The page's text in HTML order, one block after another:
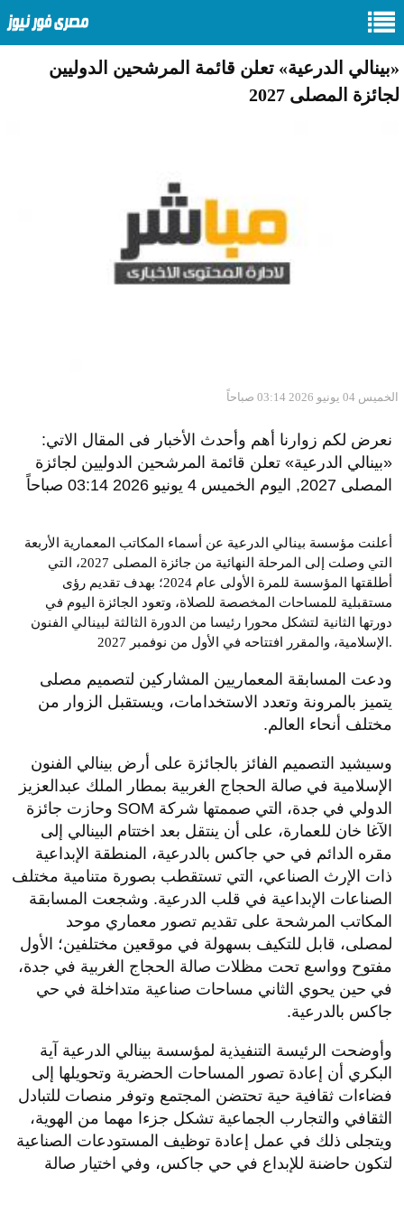
«بينالي الدرعية» تعلن قائمة المرشحين الدوليين
لجائزة المصلى 2027
الخميس 04 يونيو 2026 03:14 صباحاً
نعرض لكم زوارنا أهم وأحدث الأخبار فى المقال الاتي:
«بينالي الدرعية» تعلن قائمة المرشحين الدوليين لجائزة
المصلى 2027, اليوم الخميس 4 يونيو 2026 03:14 صباحاً
أعلنت مؤسسة بينالي الدرعية عن أسماء المكاتب المعمارية الأربعة
التي وصلت إلى المرحلة النهائية من جائزة المصلى 2027، التي
أطلقتها المؤسسة للمرة الأولى عام 2024؛ بهدف تقديم رؤى
مستقبلية للمساحات المخصصة للصلاة، وتعود الجائزة اليوم في
دورتها الثانية لتشكل محورا رئيسا من الدورة الثالثة لبينالي الفنون
الإسلامية، والمقرر افتتاحه في الأول من نوفمبر 2027.
ودعت المسابقة المعماريين المشاركين لتصميم مصلى
يتميز بالمرونة وتعدد الاستخدامات، ويستقبل الزوار من
مختلف أنحاء العالم.
وسيشيد التصميم الفائز بالجائزة على أرض بينالي الفنون
الإسلامية في صالة الحجاج الغربية بمطار الملك عبدالعزيز
الدولي في جدة، التي صممتها شركة SOM وحازت جائزة
الآغا خان للعمارة، على أن ينتقل بعد اختتام البينالي إلى
مقره الدائم في حي جاكس بالدرعية، المنطقة الإبداعية
ذات الإرث الصناعي، التي تستقطب بصورة متنامية مختلف
الصناعات الإبداعية في قلب الدرعية. وشجعت المسابقة
المكاتب المرشحة على تقديم تصور معماري موحد
لمصلى، قابل للتكيف بسهولة في موقعين مختلفين؛ الأول
مفتوح وواسع تحت مظلات صالة الحجاج الغربية في جدة،
في حين يحوي الثاني مساحات صناعية متداخلة في حي
جاكس بالدرعية.
وأوضحت الرئيسة التنفيذية لمؤسسة بينالي الدرعية آية
البكري أن إعادة تصور المساحات الحضرية وتحويلها إلى
فضاءات ثقافية حية تحتضن المجتمع وتوفر منصات للتبادل
الثقافي والتجارب الجماعية تشكل جزءا مهما من الهوية،
ويتجلى ذلك في عمل إعادة توظيف المستودعات الصناعية
لتكون حاضنة للإبداع في حي جاكس، وفي اختيار صالة